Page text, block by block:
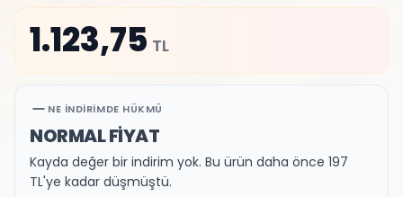
1.123,75 TL
NE İNDIRIMDE HÜKMÜ
NORMAL FİYAT
Kayda değer bir indirim yok. Bu ürün daha önce 197
TL'ye kadar düşmüştü.